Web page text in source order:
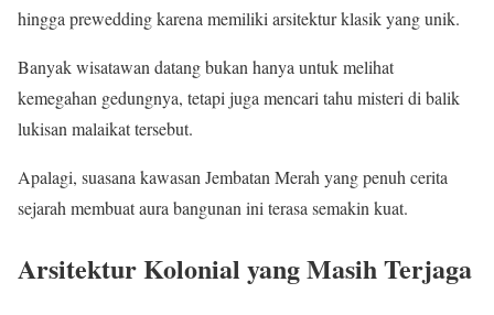
hingga prewedding karena memiliki arsitektur klasik yang unik.
Banyak wisatawan datang bukan hanya untuk melihat
kemegahan gedungnya, tetapi juga mencari tahu misteri di balik
lukisan malaikat tersebut.
Apalagi, suasana kawasan Jembatan Merah yang penuh cerita
sejarah membuat aura bangunan ini terasa semakin kuat.
Arsitektur Kolonial yang Masih Terjaga